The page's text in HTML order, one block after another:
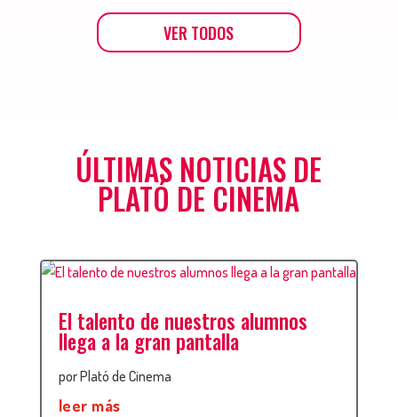
VER TODOS
ÚLTIMAS NOTICIAS DE
PLATÓ DE CINEMA
El talento de nuestros alumnos
llega a la gran pantalla
porPlató de Cinema
leer más